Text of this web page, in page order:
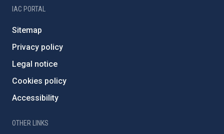
IAC PORTAL
Sitemap
Privacy policy
Legal notice
Cookies policy
Accessibility
OTHER LINKS